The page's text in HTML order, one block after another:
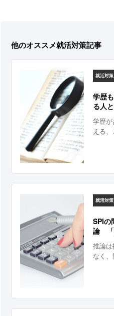
他のオススメ就活対策記事
就活対策
学歴
る人
学歴
える
就活対策
SPIの
論 「
推論
なく